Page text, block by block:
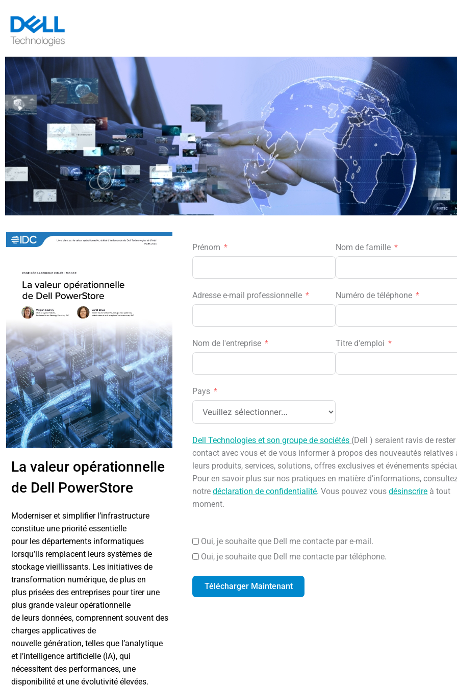
La valeur opérationnelle
de Dell PowerStore
Moderniser et simplifier l’infrastructure
constitue une priorité essentielle
pour les départements informatiques
lorsqu’ils remplacent leurs systèmes de
stockage vieillissants. Les initiatives de
transformation numérique, de plus en
plus prisées des entreprises pour tirer une
plus grande valeur opérationnelle
de leurs données, comprennent souvent des
charges applicatives de
nouvelle génération, telles que l’analytique
et l’intelligence artificielle (IA), qui
nécessitent des performances, une
disponibilité et une évolutivité élevées.
Prénom Nom de famille
Adresse e-mail professionnelle
Nom de l'entreprise
Pays
Numéro de téléphone
Titre d'emploi
Dell Technologies et son groupe de sociétés (Dell ) seraient ravis de
contact avec vous et de vous informer à propos des nouveautés relatives
leurs produits, services, solutions, offres exclusives et événements
Pour en savoir plus sur nos pratiques en matière d’informations,
notredéclaration de confidentialité. Vous pouvez vousdésinscrire à tout
moment.
Oui, je souhaite que Dell me contacte par e-mail.
Oui, je souhaite que Dell me contacte par téléphone.
Télécharger Maintenant